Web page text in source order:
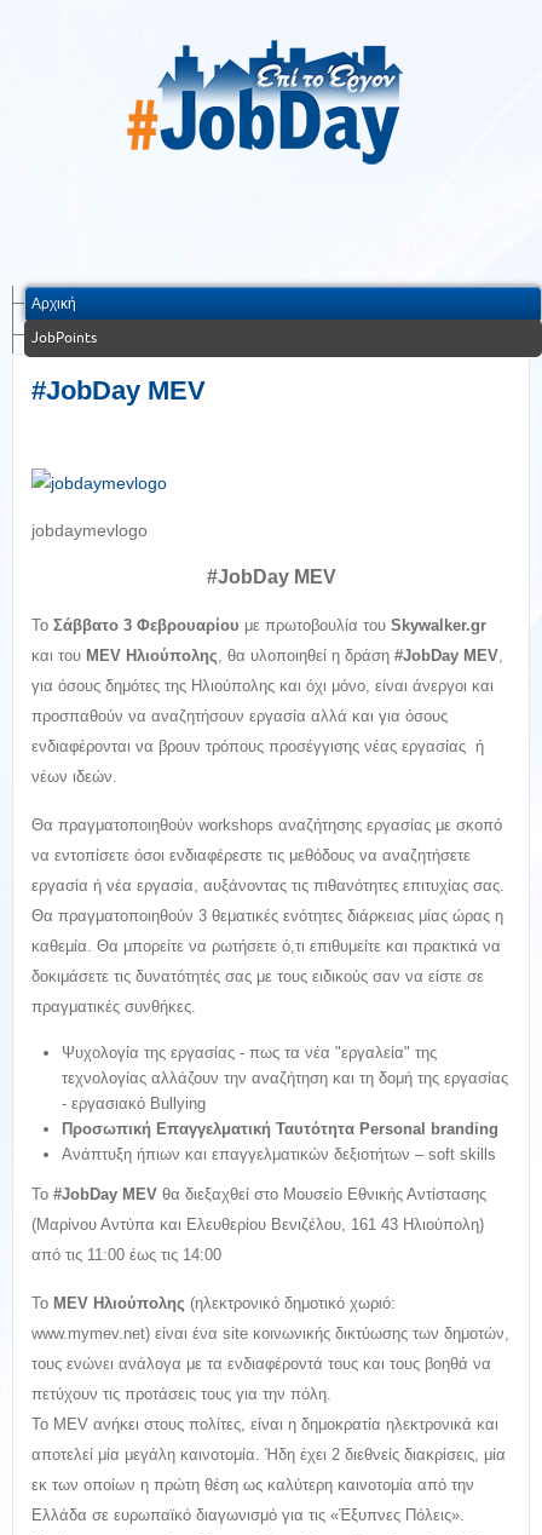
Αρχική
JobPoints
#JobDay MEV
jobdaymevlogo
#JobDay MEV
Το Σάββατο 3 Φεβρουαρίου με πρωτοβουλία του Skywalker.gr
και του MEV Ηλιούπολης, θα υλοποιηθεί η δράση #JobDay MEV,
για όσους δημότες της Ηλιούπολης και όχι μόνο, είναι άνεργοι και
προσπαθούν να αναζητήσουν εργασία αλλά και για όσους
ενδιαφέρονται να βρουν τρόπους προσέγγισης νέας εργασίας ή
νέων ιδεών.
Θα πραγματοποιηθούν workshops αναζήτησης εργασίας με σκοπό
να εντοπίσετε όσοι ενδιαφέρεστε τις μεθόδους να αναζητήσετε
εργασία ή νέα εργασία, αυξάνοντας τις πιθανότητες επιτυχίας σας.
Θα πραγματοποιηθούν 3 θεματικές ενότητες διάρκειας μίας ώρας η
καθεμία. Θα μπορείτε να ρωτήσετε ό,τι επιθυμείτε και πρακτικά να
δοκιμάσετε τις δυνατότητές σας με τους ειδικούς σαν να είστε σε
πραγματικές συνθήκες.
Ψυχολογία της εργασίας - πως τα νέα "εργαλεία" της
τεχνολογίας αλλάζουν την αναζήτηση και τη δομή της εργασίας
- εργασιακό Bullying
Προσωπική Επαγγελματική Ταυτότητα Personal branding
Ανάπτυξη ήπιων και επαγγελματικών δεξιοτήτων – soft skills
Το #JobDay MEV θα διεξαχθεί στο Μουσείο Εθνικής Αντίστασης
(Μαρίνου Αντύπα και Ελευθερίου Βενιζέλου, 161 43 Ηλιούπολη)
από τις 11:00 έως τις 14:00
Το MEV Ηλιούπολης (ηλεκτρονικό δημοτικό χωριό:
www.mymev.net) είναι ένα site κοινωνικής δικτύωσης των δημοτών,
τους ενώνει ανάλογα με τα ενδιαφέροντά τους και τους βοηθά να
πετύχουν τις προτάσεις τους για την πόλη.
Το MEV ανήκει στους πολίτες, είναι η δημοκρατία ηλεκτρονικά και
αποτελεί μία μεγάλη καινοτομία. Ήδη έχει 2 διεθνείς διακρίσεις, μία
εκ των οποίων η πρώτη θέση ως καλύτερη καινοτομία από την
Ελλάδα σε ευρωπαϊκό διαγωνισμό για τις «Έξυπνες Πόλεις».